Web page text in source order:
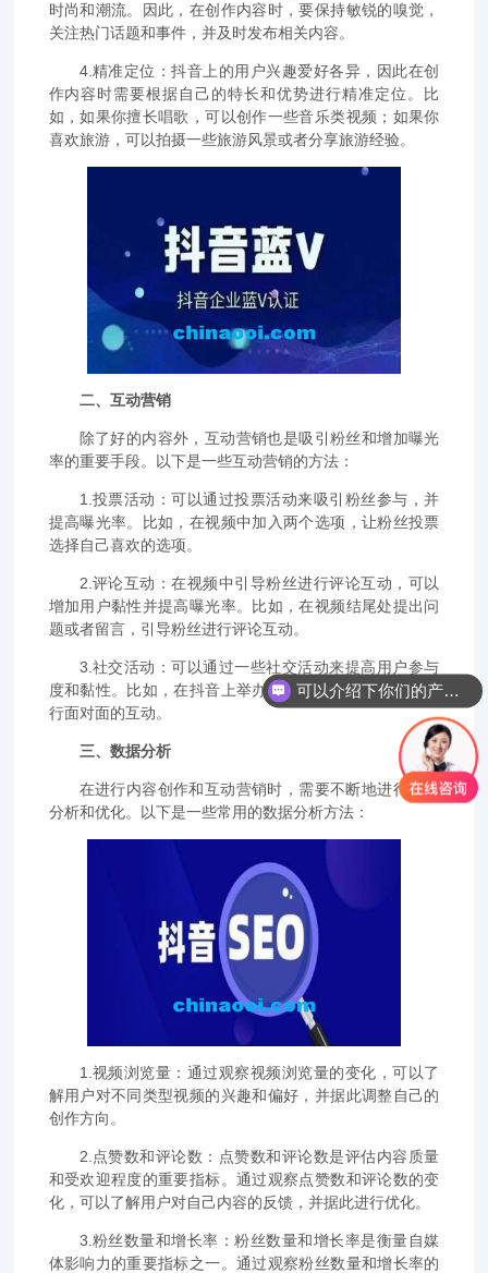
时尚和潮流。因此，在创作内容时，要保持敏锐的嗅觉，
关注热门话题和事件，并及时发布相关内容。
4.精准定位：抖音上的用户兴趣爱好各异，因此在创
作内容时需要根据自己的特长和优势进行精准定位。比
如，如果你擅长唱歌，可以创作一些音乐类视频；如果你
喜欢旅游，可以拍摄一些旅游风景或者分享旅游经验。
二、互动营销
除了好的内容外，互动营销也是吸引粉丝和增加曝光
率的重要手段。以下是一些互动营销的方法：
1.投票活动：可以通过投票活动来吸引粉丝参与，并
提高曝光率。比如，在视频中加入两个选项，让粉丝投票
选择自己喜欢的选项。
2.评论互动：在视频中引导粉丝进行评论互动，可以
增加用户黏性并提高曝光率。比如，在视频结尾处提出问
题或者留言，引导粉丝进行评论互动。
3.社交活动：可以通过一些社交活动来提高用户参与
度和黏性。比如，在抖音上举办一些线下活动，与粉丝进
行面对面的互动。
三、数据分析
在进行内容创作和互动营销时，需要不断地进行数据
分析和优化。以下是一些常用的数据分析方法：
1.视频浏览量：通过观察视频浏览量的变化，可以了
解用户对不同类型视频的兴趣和偏好，并据此调整自己的
创作方向。
2.点赞数和评论数：点赞数和评论数是评估内容质量
和受欢迎程度的重要指标。通过观察点赞数和评论数的变
化，可以了解用户对自己内容的反馈，并据此进行优化。
3.粉丝数量和增长率：粉丝数量和增长率是衡量自媒
体影响力的重要指标之一。通过观察粉丝数量和增长率的
可以介绍下你们的产品么？